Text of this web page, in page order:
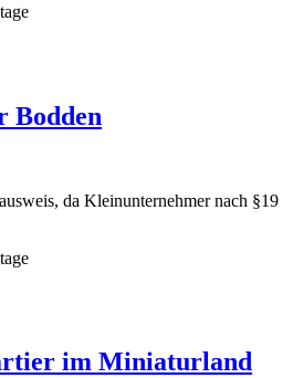
Bodden
da Kleinunternehmer nach §19
im Miniaturland